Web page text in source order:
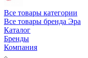
Все товары категории
Все товары бренда Эра
Каталог
Бренды
Компания